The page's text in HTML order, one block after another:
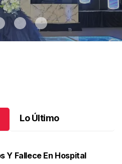
Lo Último
Y Fallece En Hospital